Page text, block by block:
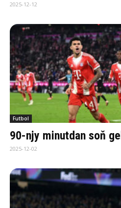
2025-12-12
Futbol
90-njy minutdan soň
2025-12-02